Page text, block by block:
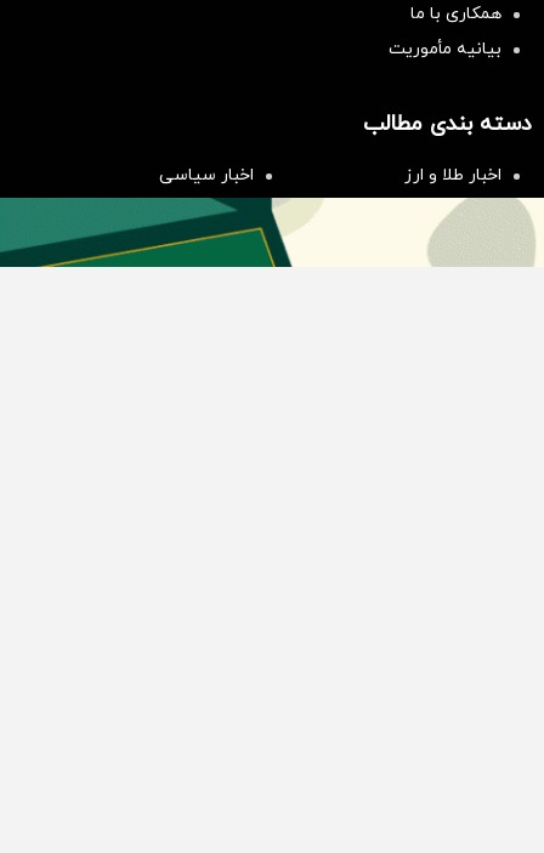
همکاری با ما
بیانیه مأموریت
دسته بندی مطالب
اخبار طلا و ارز
اخبار سیاسی
اخبار بورس
اخبار مسکن
اخبار خودرو
اخبار تکنولوژی